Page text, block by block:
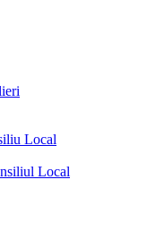
Local
Local